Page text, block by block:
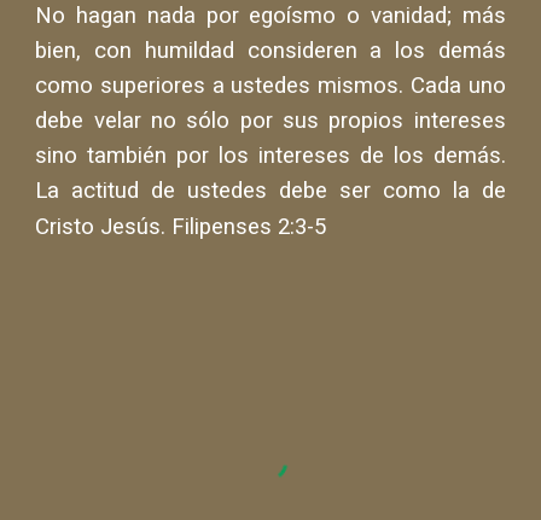
No hagan nada por egoísmo o vanidad; más
bien, con humildad consideren a los demás
como superiores a ustedes mismos. Cada uno
debe velar no sólo por sus propios intereses
sino también por los intereses de los demás.
La actitud de ustedes debe ser como la de
Cristo Jesús. Filipenses 2:3-5